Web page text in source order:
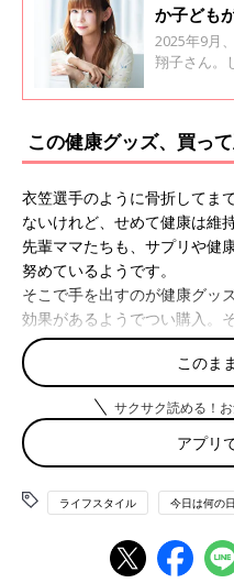
か子ども
川翔子、
をスター
2025年9月
翔子さん。
の後すぐに
さんが、妊
んの妊活振
る＜前編
へトライす
ブがお聞き
この健康グッズ、買っ
衣笠選手のように骨折してま
ないけれど、せめて健康は維
先輩ママたちも、サプリや健
努めているようです。
そこで手を出すのが健康グッ
効果があるようでつい購入。
「健康のために家庭用トラン
大はしゃぎ！よぉ～し、ママ
っ！経産婦には不向きでした
骨盤底筋も鍛えましょう！
「タイヤについたハンドル部
でタイヤを前に転がして体を
これ、わが家にもあります。
このま
サクサク読める！
アプリ
ライフスタイル 今日は何の日